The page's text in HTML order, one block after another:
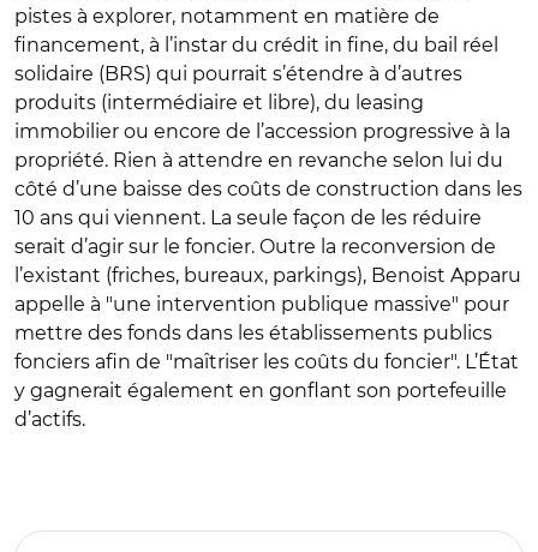
pistes à explorer, notamment en matière de
financement, à l’instar du crédit in fine, du bail réel
solidaire (BRS) qui pourrait s’étendre à d’autres
produits (intermédiaire et libre), du leasing
immobilier ou encore de l’accession progressive à la
propriété. Rien à attendre en revanche selon lui du
côté d’une baisse des coûts de construction dans les
10 ans qui viennent. La seule façon de les réduire
serait d’agir sur le foncier. Outre la reconversion de
l’existant (friches, bureaux, parkings), Benoist Apparu
appelle à "une intervention publique massive" pour
mettre des fonds dans les établissements publics
fonciers afin de "maîtriser les coûts du foncier". L’État
y gagnerait également en gonflant son portefeuille
d’actifs.